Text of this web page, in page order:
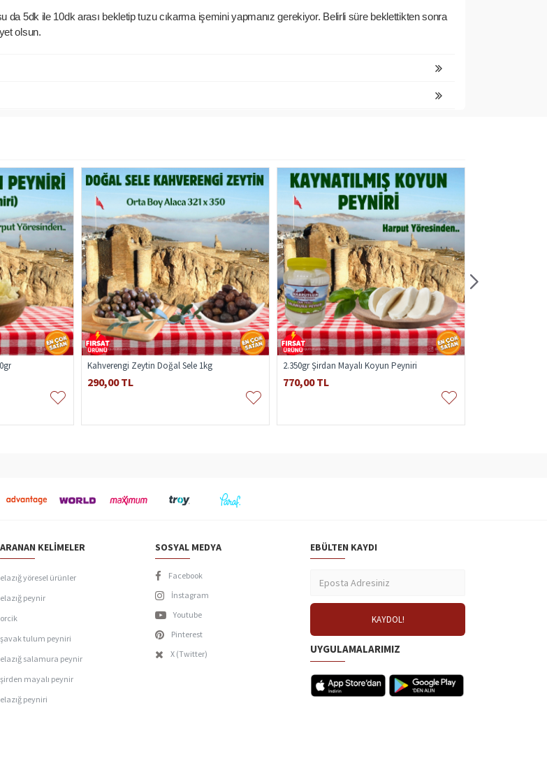
da 5dk ile 10dk arası bekletip tuzu cıkarma işemini yapmanız gerekiyor. Belirli süre beklettikten sonra
olsun.
Kahverengi Zeytin Doğal Sele 1kg
290,00 TL
2.350gr Şirdan Mayalı Koyun Peyniri
770,00 TL
ARANAN KELIMELER
elazığ yöresel ürünler
elazığ peynir
orcik
şavak tulum peyniri
elazığ salamura peynir
şirden mayalı peynir
elazığ peyniri
SOSYAL MEDYA
Facebook
İnstagram
Youtube
Pinterest
X (Twitter)
EBÜLTEN KAYDI
UYGULAMALARIMIZ